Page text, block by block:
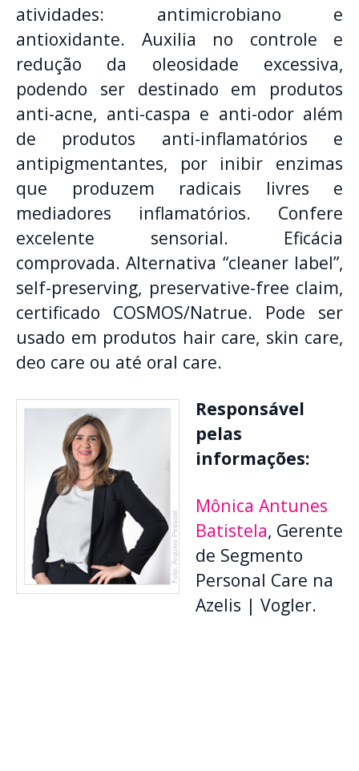
atividades: antimicrobiano e
antioxidante. Auxilia no controle e
redução da oleosidade excessiva,
podendo ser destinado em produtos
anti-acne, anti-caspa e anti-odor além
de produtos anti-inflamatórios e
antipigmentantes, por inibir enzimas
que produzem radicais livres e
mediadores inflamatórios. Confere
excelente sensorial. Eficácia
comprovada. Alternativa “cleaner label”,
self-preserving, preservative-free claim,
certificado COSMOS/Natrue. Pode ser
usado em produtos hair care, skin care,
deo care ou até oral care.
Responsável
pelas
informações:
Mônica Antunes
Batistela, Gerente
de Segmento
Personal Care na
Azelis | Vogler.